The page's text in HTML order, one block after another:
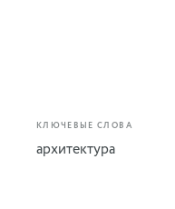
КЛЮЧЕВЫЕ СЛОВА
архитектура